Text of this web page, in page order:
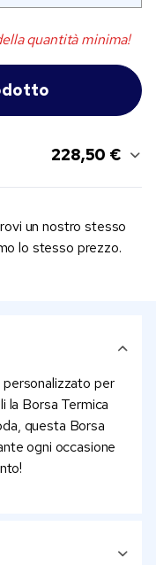
quantità minima!
228,50 €
un nostro stesso
lo stesso prezzo.
per
la Borsa Termica
questa Borsa
ogni occasione